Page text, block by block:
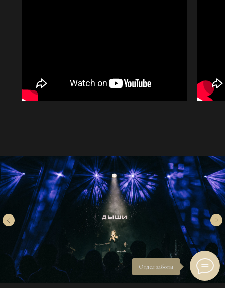
Отдел заботы